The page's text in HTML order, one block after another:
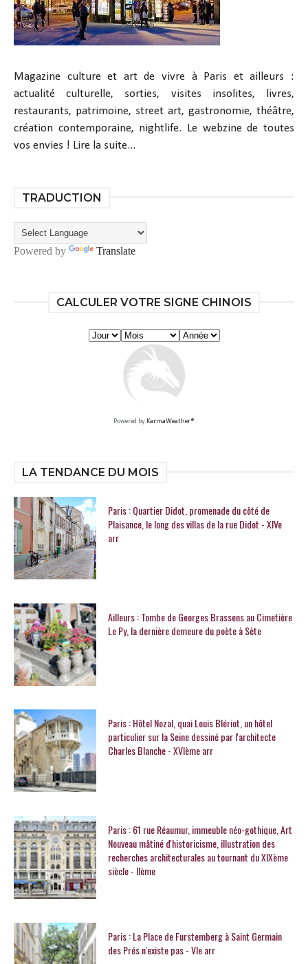
Magazine culture et art de vivre à Paris et ailleurs :
actualité culturelle, sorties, visites insolites, livres,
restaurants, patrimoine, street art, gastronomie, théâtre,
création contemporaine, nightlife. Le webzine de toutes
vos envies ! Lire la suite...
TRADUCTION
Powered by Translate
CALCULER VOTRE SIGNE CHINOIS
Powered by KarmaWeather®
LA TENDANCE DU MOIS
Paris : Quartier Didot, promenade du côté de
Plaisance, le long des villas de la rue Didot - XIVe
arr
Ailleurs : Tombe de Georges Brassens au Cimetière
Le Py, la dernière demeure du poète à Sète
Paris : Hôtel Nozal, quai Louis Blériot, un hôtel
particulier sur la Seine dessiné par l'architecte
Charles Blanche - XVIème arr
Paris : 61 rue Réaumur, immeuble néo-gothique, Art
Nouveau mâtiné d'historicisme, illustration des
recherches architecturales au tournant du XIXème
siècle - IIème
Paris : La Place de Furstemberg à Saint Germain
des Prés n'existe pas - VIe arr